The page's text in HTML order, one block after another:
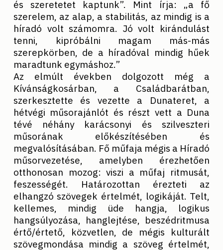
és szeretetet kaptunk”. Mint írja: „a fő
szerelem, az alap, a stabilitás, az mindig is a
híradó volt számomra. Jó volt kirándulást
tenni, kipróbálni magam más-más
szerepkörben, de a híradóval mindig hűek
maradtunk egymáshoz.”
Az elmúlt években dolgozott még a
Kívánságkosárban, a Családbarátban,
szerkesztette és vezette a Dunateret, a
hétvégi műsorajánlót és részt vett a Duna
tévé néhány karácsonyi és szilveszteri
műsorának előkészítésében és
megvalósításában. Fő műfaja mégis a Híradó
műsorvezetése, amelyben érezhetően
otthonosan mozog: viszi a műfaj ritmusát,
feszességét. Határozottan érezteti az
elhangzó szövegek értelmét, logikáját. Telt,
kellemes, mindig üde hangja, logikus
hangsúlyozása, hanglejtése, beszédritmusa
értő/értető, közvetlen, de mégis kulturált
szövegmondása mindig a szöveg értelmét,